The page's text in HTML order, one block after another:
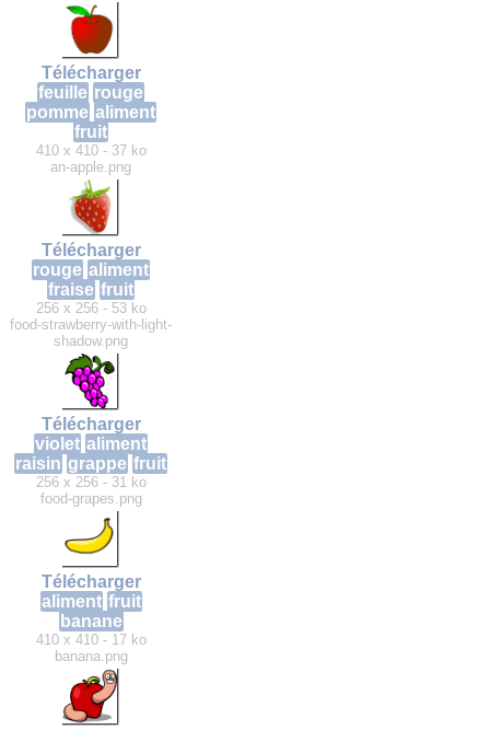
Télécharger
feuille rouge
pomme aliment
fruit
410 x 410 - 37 ko
an-apple.png
Télécharger
rouge aliment
fraise fruit
256 x 256 - 53 ko
food-strawberry-with-light-
shadow.png
Télécharger
violet aliment
raisin grappe fruit
256 x 256 - 31 ko
food-grapes.png
Télécharger
aliment fruit
banane
410 x 410 - 17 ko
banana.png